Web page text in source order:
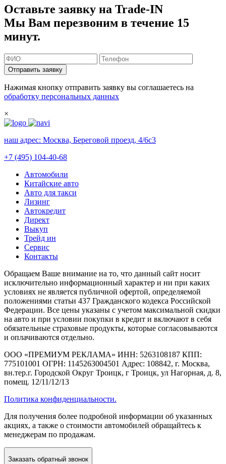
Оставьте заявку на Trade-IN
Мы Вам перезвоним в течение 15
минут.
Отправить заявку
Нажимая кнопку отправить заявку вы соглашаетесь на
обработку персональных данных
×
наш адрес: Москва, Береговой проезд, 4/6с3
+7 (495) 104-40-68
Автомобили
Китайские авто
Авто для такси
Лизинг
Автокредит
Директ
Выкуп
Трейд ин
Сервис
Контакты
Обращаем Ваше внимание на то, что данный сайт носит
исключительно информационный характер и ни при каких
условиях не является публичной офертой, определяемой
положениями статьи 437 Гражданского кодекса Российской
Федерации. Все цены указаны с учетом максимальной скидки
на авто и при условии покупки в кредит и включают в себя
обязательные страховые продукты, которые согласовываются
и оплачиваются отдельно.
ООО «ПРЕМИУМ РЕКЛАМА» ИНН: 5263108187 КПП:
775101001 ОГРН: 1145263004501 Адрес: 108842, г. Москва,
вн.тер.г. Городской Округ Троицк, г Троицк, ул Нагорная, д. 8,
помещ. 12/11/12/13
Политика конфиденциальности.
Для получения более подробной информации об указанных
акциях, а также о стоимости автомобилей обращайтесь к
менеджерам по продажам.
Заказать обратный звонок